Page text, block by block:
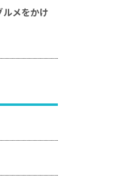
メをかけ